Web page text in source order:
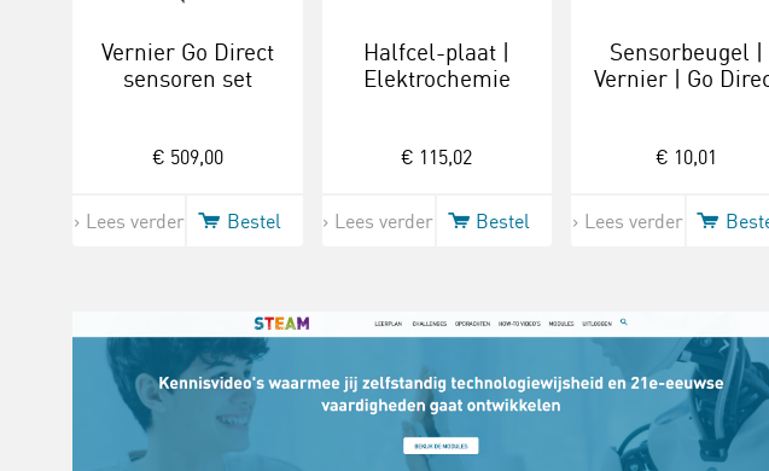
Vernier Go Direct
sensoren set
€ 509,00
Lees verder Bestel
Halfcel-plaat |
Elektrochemie
€ 115,02
Lees verder Bestel
Sensorbeugel |
Vernier | Go
€ 10,01
Lees verder